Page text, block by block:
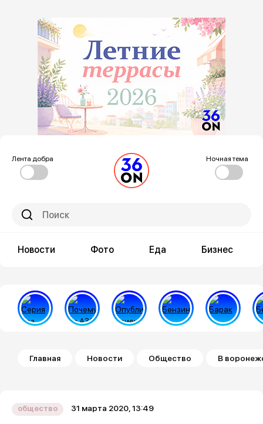
Лента добра Ночная тема
Новости Фото Еда Бизнес
Строка навигации
Главная Новости Общество В
общество 31 марта 2020, 13:49